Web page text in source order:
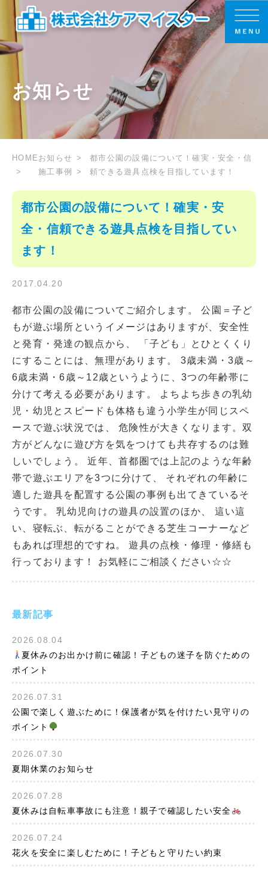
お知らせ
HOME お知らせ
施工事例
都市公園の設備について！確実・安全・信
頼できる遊具点検を目指しています！
最新記事
2026.08.04
夏休みのお出かけ前に確認！子どもの迷子を防ぐための
ポイント
2026.07.31
公園で楽しく遊ぶために！保護者が気を付けたい見守りの
ポイント
2026.07.30
夏期休業のお知らせ
2026.07.28
夏休みは自転車事故にも注意！親子で確認したい安全
2026.07.24
花火を安全に楽しむために！子どもと守りたい約束
都市公園の設備について！確実・安
全・信頼できる遊具点検を目指してい
ます！
2017.04.20
都市公園の設備についてご紹介します。 公園＝子ど
もが遊ぶ場所というイメージはありますが、安全性
と発育・発達の観点から、 「子ども」とひとくくり
にすることには、無理があります。 3歳未満・3歳～
6歳未満・6歳～12歳というように、3つの年齢帯に
分けて考える必要があります。 よちよち歩きの乳幼
児・幼児とスピードも体格も違う小学生が同じスペ
ースで遊ぶ状況では、 危険性が大きくなります。双
方がどんなに遊び方を気をつけても共存するのは難
しいでしょう。 近年、首都圏では上記のような年齢
帯で遊ぶエリアを3つに分けて、 それぞれの年齢に
適した遊具を配置する公園の事例も出てきているそ
うです。 乳幼児向けの遊具の設置のほか、 這い這
い、寝転ぶ、転がることができる芝生コーナーなど
もあれば理想的ですね。 遊具の点検・修理・修繕も
行っております！ お気軽にご相談ください☆☆